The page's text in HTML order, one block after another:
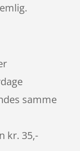
samme
kr. 35,-